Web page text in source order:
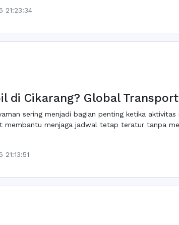
21:23:34
di Cikarang? Global
sering menjadi bagian penting ketika
menjaga jadwal tetap teratur tanpa